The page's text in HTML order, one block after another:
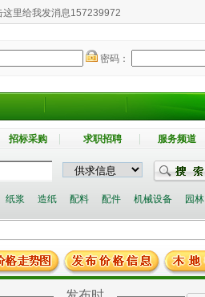
157239972
密码：
招标采购 求职招聘 服务频道
纸浆 造纸 配料 配件 机械设备 园林